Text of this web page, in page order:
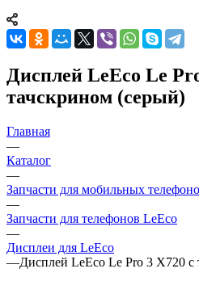
Дисплей LeEco Le
тачскрином (серый)
Главная
—
Каталог
—
Запчасти для мобильных
—
Запчасти для телефонов LeEco
—
Дисплеи для LeEco
—Дисплей LeEco Le Pro 3 X720 с